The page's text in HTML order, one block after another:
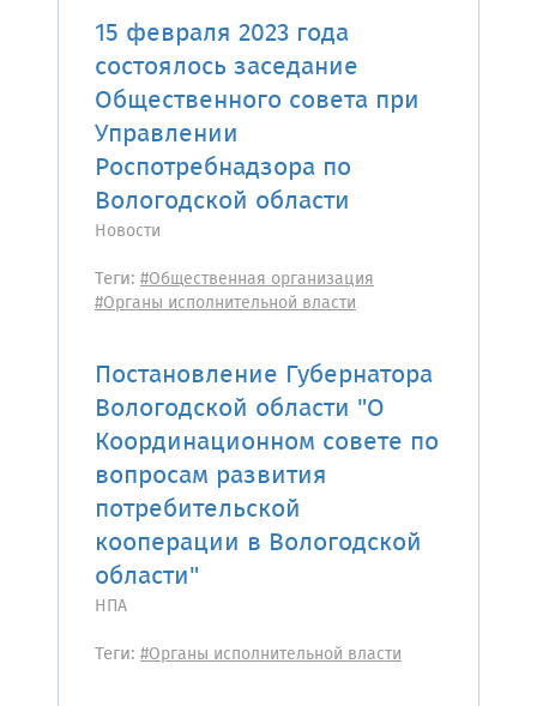
15 февраля 2023 года
состоялось заседание
Общественного совета при
Управлении
Роспотребнадзора по
Вологодской области
Новости
Теги: #Общественная организация
#Органы исполнительной власти
Постановление Губернатора
Вологодской области "О
Координационном совете по
вопросам развития
потребительской
кооперации в Вологодской
области"
НПА
Теги: #Органы исполнительной власти